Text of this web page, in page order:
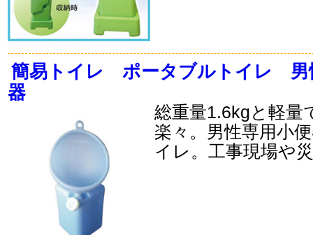
簡易トイレ ポータブルトイレ 男
器
総重量1.6kgと軽量
楽々。男性専用小
イレ。工事現場や